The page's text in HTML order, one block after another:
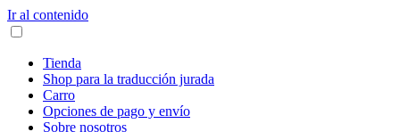
Ir al contenido
Tienda
Shop para la traducción jurada
Carro
Opciones de pago y envío
Sobre nosotros